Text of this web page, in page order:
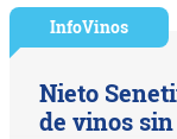
InfoVinos
Nieto
de vinos